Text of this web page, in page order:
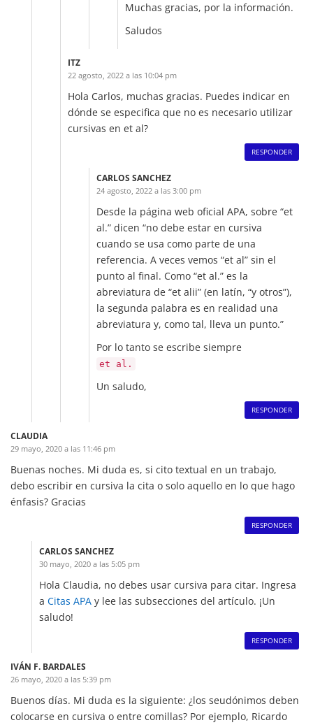
Muchas gracias, por la información.
Saludos
ITZ
22 agosto, 2022 a las 10:04 pm
Hola Carlos, muchas gracias. Puedes indicar en
dónde se especifica que no es necesario utilizar
cursivas en et al?
RESPONDER
CARLOS SANCHEZ
24 agosto, 2022 a las 3:00 pm
Desde la página web oficial APA, sobre “et
al.” dicen “no debe estar en cursiva
cuando se usa como parte de una
referencia. A veces vemos “et al” sin el
punto al final. Como “et al.” es la
abreviatura de “et alii” (en latín, “y otros”),
la segunda palabra es en realidad una
abreviatura y, como tal, lleva un punto.”
Por lo tanto se escribe siempre
et al.
Un saludo,
RESPONDER
CLAUDIA
29 mayo, 2020 a las 11:46 pm
Buenas noches. Mi duda es, si cito textual en un trabajo,
debo escribir en cursiva la cita o solo aquello en lo que hago
énfasis? Gracias
RESPONDER
CARLOS SANCHEZ
30 mayo, 2020 a las 5:05 pm
Hola Claudia, no debes usar cursiva para citar. Ingresa
a Citas APA y lee las subsecciones del artículo. ¡Un
saludo!
RESPONDER
IVÁN F. BARDALES
26 mayo, 2020 a las 5:39 pm
Buenos días. Mi duda es la siguiente: ¿los seudónimos deben
colocarse en cursiva o entre comillas? Por ejemplo, Ricardo